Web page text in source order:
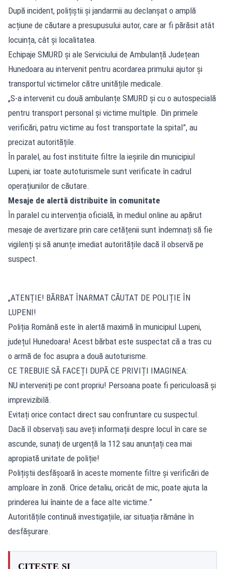
După incident, polițiștii și jandarmii au declanșat o amplă
acțiune de căutare a presupusului autor, care ar fi părăsit atât
locuința, cât și localitatea.
Echipaje SMURD și ale Serviciului de Ambulanță Județean
Hunedoara au intervenit pentru acordarea primului ajutor și
transportul victimelor către unitățile medicale.
„S-a intervenit cu două ambulanțe SMURD și cu o autospecială
pentru transport personal și victime multiple. Din primele
verificări, patru victime au fost transportate la spital”, au
precizat autoritățile.
În paralel, au fost instituite filtre la ieșirile din municipiul
Lupeni, iar toate autoturismele sunt verificate în cadrul
operațiunilor de căutare.
Mesaje de alertă distribuite în comunitate
În paralel cu intervenția oficială, în mediul online au apărut
mesaje de avertizare prin care cetățenii sunt îndemnați să fie
vigilenți și să anunțe imediat autoritățile dacă îl observă pe
suspect.
„ATENȚIE! BĂRBAT ÎNARMAT CĂUTAT DE POLIȚIE ÎN
LUPENI!
Poliția Română este în alertă maximă în municipiul Lupeni,
județul Hunedoara! Acest bărbat este suspectat că a tras cu
o armă de foc asupra a două autoturisme.
CE TREBUIE SĂ FACEȚI DUPĂ CE PRIVIȚI IMAGINEA:
NU interveniți pe cont propriu! Persoana poate fi periculoasă și
imprevizibilă.
Evitați orice contact direct sau confruntare cu suspectul.
Dacă îl observați sau aveți informații despre locul în care se
ascunde, sunați de urgență la 112 sau anunțați cea mai
apropiată unitate de poliție!
Polițiștii desfășoară în aceste momente filtre și verificări de
amploare în zonă. Orice detaliu, oricât de mic, poate ajuta la
prinderea lui înainte de a face alte victime.”
Autoritățile continuă investigațiile, iar situația rămâne în
desfășurare.
CITEȘTE ȘI